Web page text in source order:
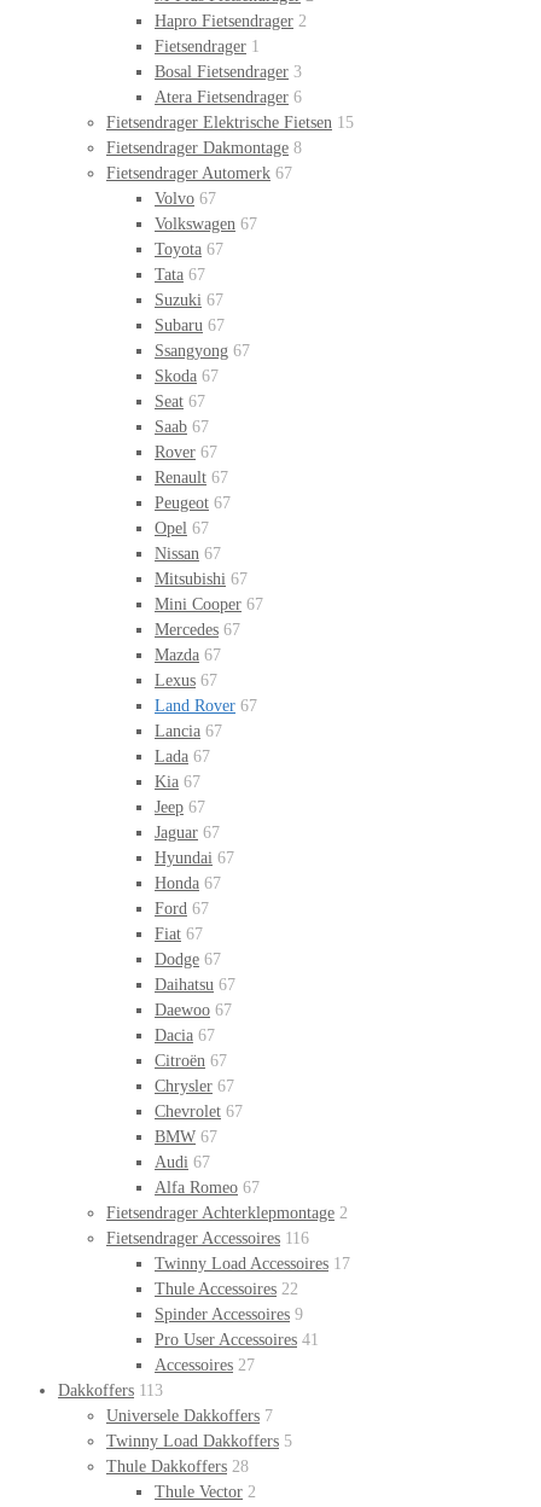
Hapro Fietsendrager 2
Fietsendrager 1
Bosal Fietsendrager 3
Atera Fietsendrager 6
Fietsendrager Elektrische Fietsen 15
Fietsendrager Dakmontage 8
Fietsendrager Automerk 67
Volvo 67
Volkswagen 67
Toyota 67
Tata 67
Suzuki 67
Subaru 67
Ssangyong 67
Skoda 67
Seat 67
Saab 67
Rover 67
Renault 67
Peugeot 67
Opel 67
Nissan 67
Mitsubishi 67
Mini Cooper 67
Mercedes 67
Mazda 67
Lexus 67
Land Rover 67
Lancia 67
Lada 67
Kia 67
Jeep 67
Jaguar 67
Hyundai 67
Honda 67
Ford 67
Fiat 67
Dodge 67
Daihatsu 67
Daewoo 67
Dacia 67
Citroën 67
Chrysler 67
Chevrolet 67
BMW 67
Audi 67
Alfa Romeo 67
Fietsendrager Achterklepmontage 2
Fietsendrager Accessoires 116
Twinny Load Accessoires 17
Thule Accessoires 22
Spinder Accessoires 9
Pro User Accessoires 41
Accessoires 27
Dakkoffers 113
Universele Dakkoffers 7
Twinny Load Dakkoffers 5
Thule Dakkoffers 28
Thule Vector 2